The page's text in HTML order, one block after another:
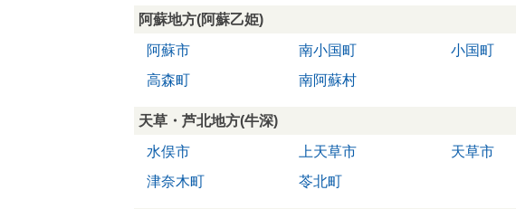
阿蘇地方(阿蘇乙姫)
阿蘇市
南小国町 小国町
高森町
南阿蘇村
天草・芦北地方(牛深)
水俣市
上天草市 天草市
津奈木町
苓北町